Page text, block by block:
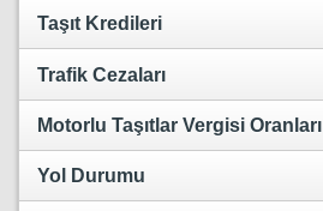
Taşıt Kredileri
Trafik Cezaları
Motorlu Taşıtlar Vergisi Oranları
Yol Durumu